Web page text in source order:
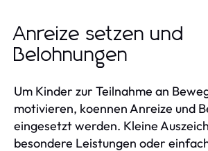
Anreize setzen und
Belohnungen
Um Kinder zur Teilnahme an
motivieren, koennen Anreize und
eingesetzt werden. Kleine
besondere Leistungen oder